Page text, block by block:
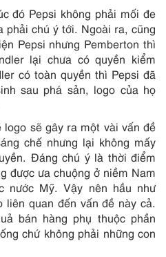
đó Pepsi không phải mối đe
phải chú ý tới. Ngoài ra, cũng
Pepsi nhưng Pemberton thì
lại chưa có quyền kiểm
có toàn quyền thì Pepsi đã
sau phá sản, logo của họ
logo sẽ gây ra một vài vấn đề
chế nhưng lại không mấy
Đáng chú ý là thời điểm
được ưa chuộng ở niềm Nam
nước Mỹ. Vậy nên hầu như
liên quan đến vấn đề này cả.
bán hàng phụ thuộc phần
chứ không phải những con